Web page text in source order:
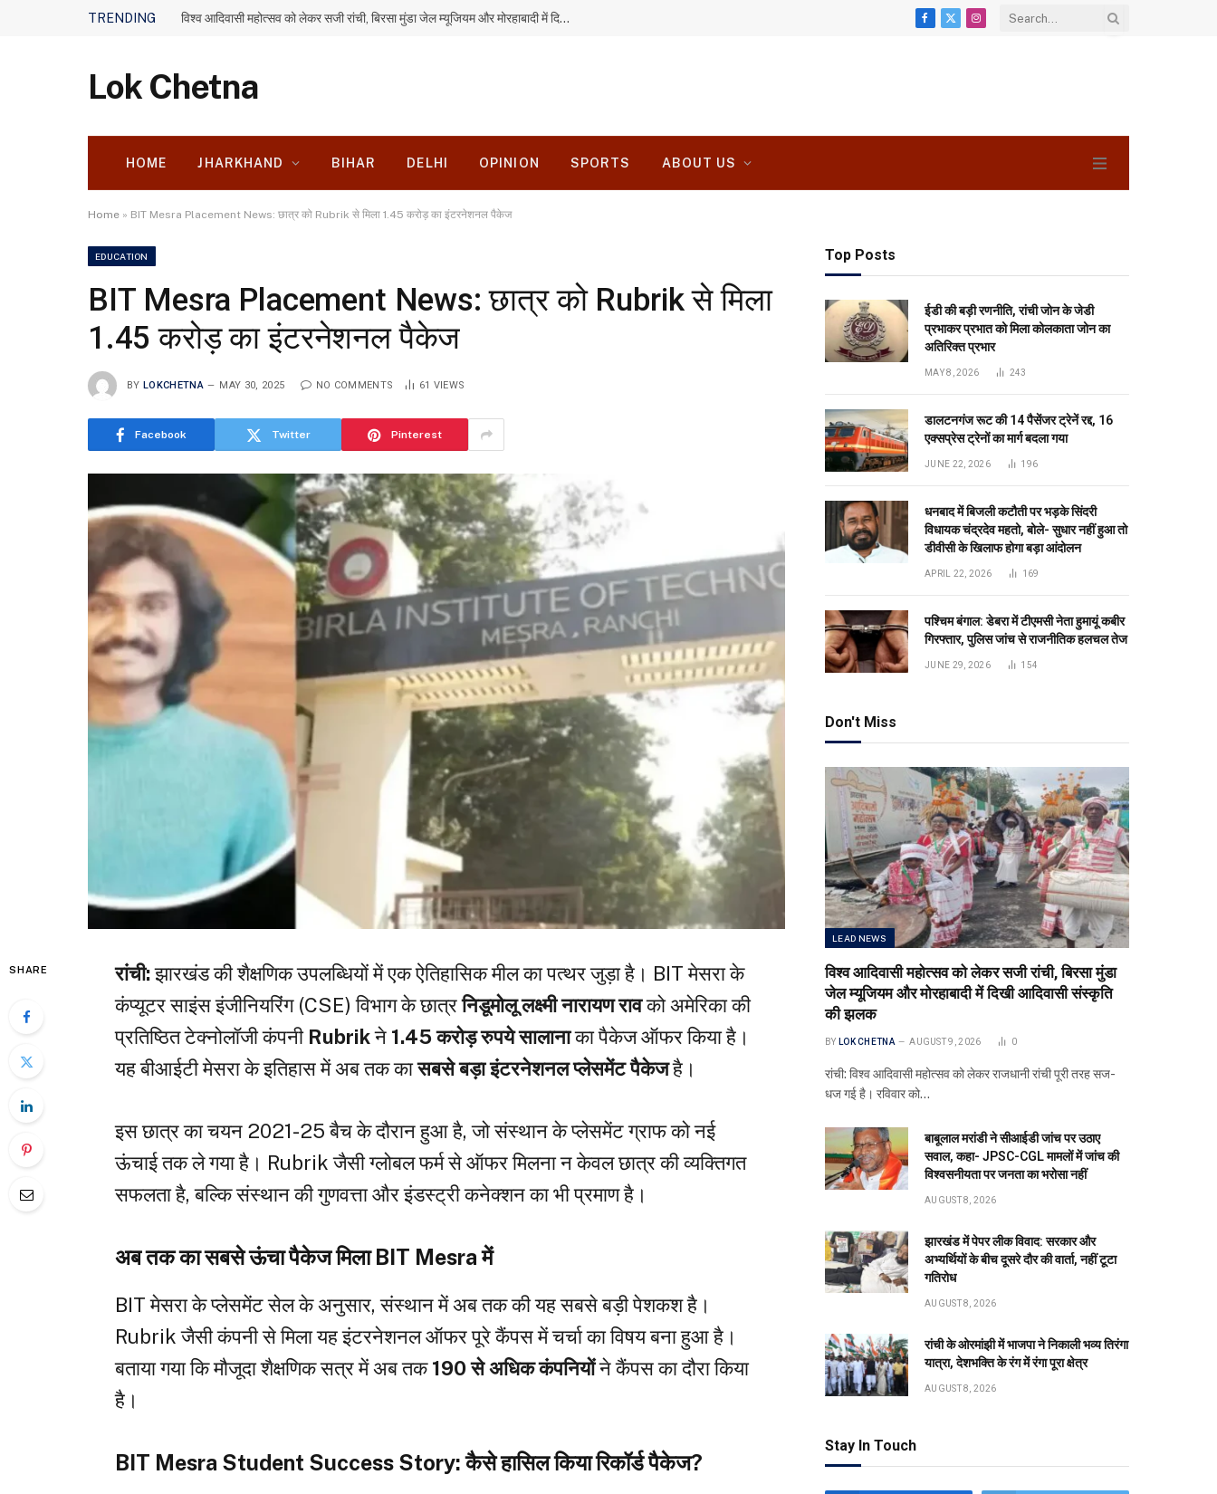
TRENDING विश्व आदिवासी महोत्सव को लेकर सजी रांची, बिरसा मुंडा जेल म्यूजियम और मोरहाबादी में दिखी आदिवासी संस्कृति की झलक
Facebook
X
Instagram
Lok Chetna
HOME JHARKHAND BIHAR DELHI OPINION SPORTS ABOUT US
Home » BIT Mesra Placement News: छात्र को Rubrik से मिला 1.45 करोड़ का इंटरनेशनल पैकेज
EDUCATION
BIT Mesra Placement News: छात्र को Rubrik से मिला
1.45 करोड़ का इंटरनेशनल पैकेज
BY LOKCHETNA MAY 30, 2025 NO COMMENTS 61 VIEWS
Facebook Twitter Pinterest
SHARE रांची:झारखंड की शैक्षणिक उपलब्धियों में एक ऐतिहासिक मील का पत्थर जुड़ा है। BIT मेसरा के
कंप्यूटर साइंस इंजीनियरिंग (CSE) विभाग के छात्रनिडूमोलू लक्ष्मी नारायण रावको अमेरिका की
प्रतिष्ठित टेक्नोलॉजी कंपनी Rubrikने 1.45 करोड़ रुपये सालानाका पैकेज ऑफर किया है।
यह बीआईटी मेसरा के इतिहास में अब तक कासबसे बड़ा इंटरनेशनल प्लेसमेंट पैकेजहै।
इस छात्र का चयन 2021-25 बैच के दौरान हुआ है, जो संस्थान के प्लेसमेंट ग्राफ को नई
ऊंचाई तक ले गया है। Rubrik जैसी ग्लोबल फर्म से ऑफर मिलना न केवल छात्र की व्यक्तिगत
सफलता है, बल्कि संस्थान की गुणवत्ता और इंडस्ट्री कनेक्शन का भी प्रमाण है।
अब तक का सबसे ऊंचा पैकेज मिला BIT Mesra में
BIT मेसरा के प्लेसमेंट सेल के अनुसार, संस्थान में अब तक की यह सबसे बड़ी पेशकश है।
Rubrik जैसी कंपनी से मिला यह इंटरनेशनल ऑफर पूरे कैंपस में चर्चा का विषय बना हुआ है।
बताया गया कि मौजूदा शैक्षणिक सत्र में अब तक190 से अधिक कंपनियोंने कैंपस का दौरा किया
है।
BIT Mesra Student Success Story: कैसे हासिल किया रिकॉर्ड पैकेज?
Top Posts
ईडी की बड़ी रणनीति, रांची जोन के जेडी
प्रभाकर प्रभात को मिला कोलकाता जोन का
अतिरिक्त प्रभार
MAY 8, 2026 243
डालटनगंज रूट की 14 पैसेंजर ट्रेनें रद्द, 16
एक्सप्रेस ट्रेनों का मार्ग बदला गया
JUNE 22, 2026 196
धनबाद में बिजली कटौती पर भड़के सिंदरी
विधायक चंद्रदेव महतो, बोले- सुधार नहीं हुआ तो
डीवीसी के खिलाफ होगा बड़ा आंदोलन
APRIL 22, 2026 169
पश्चिम बंगाल: डेबरा में टीएमसी नेता हुमायूं कबीर
गिरफ्तार, पुलिस जांच से राजनीतिक हलचल तेज
JUNE 29, 2026 154
Don't Miss
LEAD NEWS
विश्व आदिवासी महोत्सव को लेकर सजी रांची, बिरसा मुंडा
जेल म्यूजियम और मोरहाबादी में दिखी आदिवासी संस्कृति
की झलक
BY LOK CHETNA AUGUST 9, 2026 0
रांची: विश्व आदिवासी महोत्सव को लेकर राजधानी रांची पूरी तरह सज-
धज गई है। रविवार को…
बाबूलाल मरांडी ने सीआईडी जांच पर उठाए
सवाल, कहा- JPSC-CGL मामलों में जांच की
विश्वसनीयता पर जनता का भरोसा नहीं
AUGUST 8, 2026
झारखंड में पेपर लीक विवाद: सरकार और
अभ्यर्थियों के बीच दूसरे दौर की वार्ता, नहीं टूटा
गतिरोध
AUGUST 8, 2026
रांची के ओरमांझी में भाजपा ने निकाली भव्य तिरंगा
यात्रा, देशभक्ति के रंग में रंगा पूरा क्षेत्र
AUGUST 8, 2026
Stay In Touch